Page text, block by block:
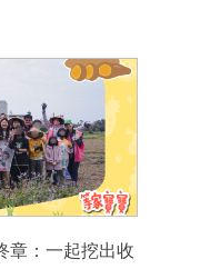
章：一起挖出收